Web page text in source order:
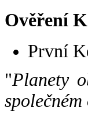
Ověření
První
"Planety